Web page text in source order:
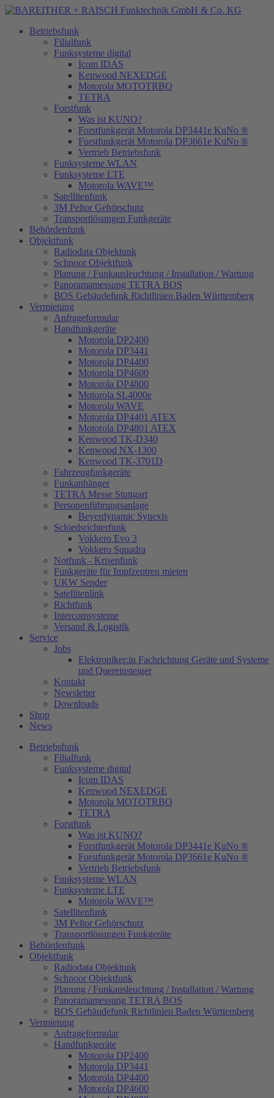
Betriebsfunk
Filialfunk
Funksysteme digital
Icom IDAS
Kenwood NEXEDGE
Motorola MOTOTRBO
TETRA
Forstfunk
Was ist KUNO?
Forstfunkgerät Motorola DP3441e KuNo ®
Forstfunkgerät Motorola DP3661e KuNo ®
Vertrieb Betriebsfunk
Funksysteme WLAN
Funksysteme LTE
Motorola WAVE™
Satellitenfunk
3M Peltor Gehörschutz
Transportlösungen Funkgeräte
Behördenfunk
Objektfunk
Radiodata Objektunk
Schnoor Objektfunk
Planung / Funkausleuchtung / Installation / Wartung
Panoramamessung TETRA BOS
BOS Gebäudefunk Richtlinien Baden Württemberg
Vermietung
Anfrageformular
Handfunkgeräte
Motorola DP2400
Motorola DP3441
Motorola DP4400
Motorola DP4600
Motorola DP4800
Motorola SL4000e
Motorola WAVE
Motorola DP4401 ATEX
Motorola DP4801 ATEX
Kenwood TK-D340
Kenwood NX-1300
Kenwood TK-3701D
Fahrzeugfunkgeräte
Funkanhänger
TETRA Messe Stuttgart
Personenführungsanlage
Beyerdynamic Synexis
Schiedsrichterfunk
Vokkero Evo 3
Vokkero Squadra
Notfunk - Krisenfunk
Funkgeräte für Impfzentren mieten
UKW Sender
Satellitenlink
Richtfunk
Intercomsysteme
Versand & Logistik
Service
Jobs
Elektroniker:in Fachrichtung Geräte und Systeme
und Quereinsteiger
Kontakt
Newsletter
Downloads
Shop
News
Betriebsfunk
Filialfunk
Funksysteme digital
Icom IDAS
Kenwood NEXEDGE
Motorola MOTOTRBO
TETRA
Forstfunk
Was ist KUNO?
Forstfunkgerät Motorola DP3441e KuNo ®
Forstfunkgerät Motorola DP3661e KuNo ®
Vertrieb Betriebsfunk
Funksysteme WLAN
Funksysteme LTE
Motorola WAVE™
Satellitenfunk
3M Peltor Gehörschutz
Transportlösungen Funkgeräte
Behördenfunk
Objektfunk
Radiodata Objektunk
Schnoor Objektfunk
Planung / Funkausleuchtung / Installation / Wartung
Panoramamessung TETRA BOS
BOS Gebäudefunk Richtlinien Baden Württemberg
Vermietung
Anfrageformular
Handfunkgeräte
Motorola DP2400
Motorola DP3441
Motorola DP4400
Motorola DP4600